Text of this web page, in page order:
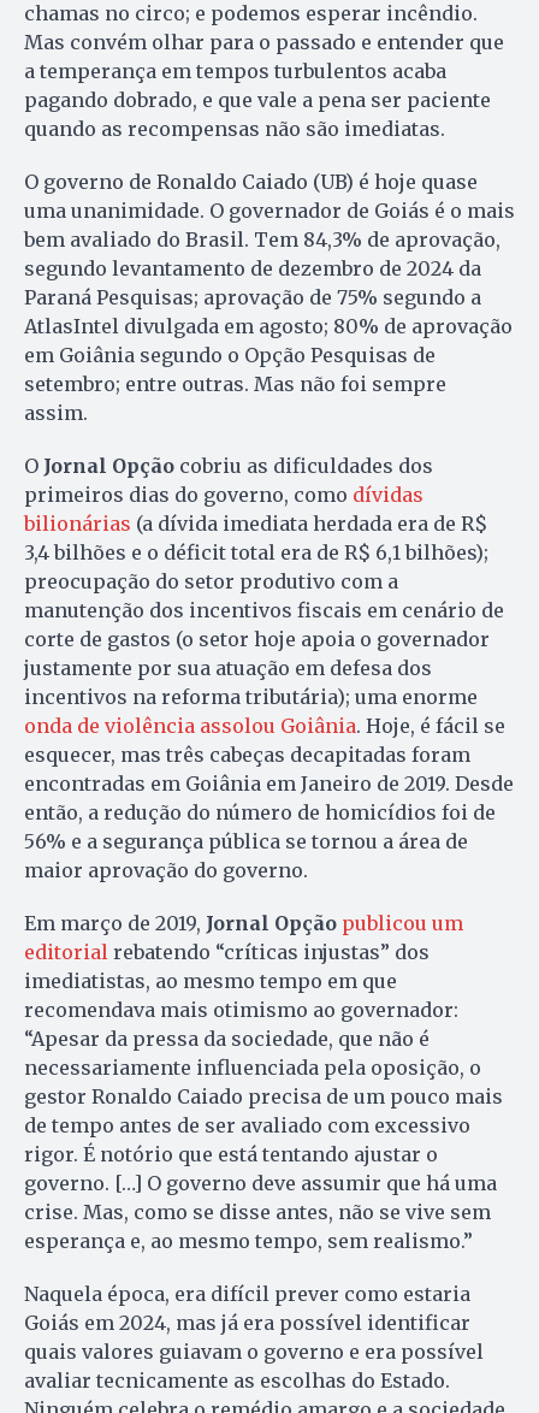
chamas no circo; e podemos esperar incêndio.
Mas convém olhar para o passado e entender que
a temperança em tempos turbulentos acaba
pagando dobrado, e que vale a pena ser paciente
quando as recompensas não são imediatas.
O governo de Ronaldo Caiado (UB) é hoje quase
uma unanimidade. O governador de Goiás é o mais
bem avaliado do Brasil. Tem 84,3% de aprovação,
segundo levantamento de dezembro de 2024 da
Paraná Pesquisas; aprovação de 75% segundo a
AtlasIntel divulgada em agosto; 80% de aprovação
em Goiânia segundo o Opção Pesquisas de
setembro; entre outras. Mas não foi sempre
assim.
O Jornal Opção cobriu as dificuldades dos
primeiros dias do governo, como dívidas
bilionárias (a dívida imediata herdada era de R$
3,4 bilhões e o déficit total era de R$ 6,1 bilhões);
preocupação do setor produtivo com a
manutenção dos incentivos fiscais em cenário de
corte de gastos (o setor hoje apoia o governador
justamente por sua atuação em defesa dos
incentivos na reforma tributária); uma enorme
onda de violência assolou Goiânia. Hoje, é fácil se
esquecer, mas três cabeças decapitadas foram
encontradas em Goiânia em Janeiro de 2019. Desde
então, a redução do número de homicídios foi de
56% e a segurança pública se tornou a área de
maior aprovação do governo.
Em março de 2019, Jornal Opção publicou um
editorial rebatendo “críticas injustas” dos
imediatistas, ao mesmo tempo em que
recomendava mais otimismo ao governador:
“Apesar da pressa da sociedade, que não é
necessariamente influenciada pela oposição, o
gestor Ronaldo Caiado precisa de um pouco mais
de tempo antes de ser avaliado com excessivo
rigor. É notório que está tentando ajustar o
governo. […] O governo deve assumir que há uma
crise. Mas, como se disse antes, não se vive sem
esperança e, ao mesmo tempo, sem realismo.”
Naquela época, era difícil prever como estaria
Goiás em 2024, mas já era possível identificar
quais valores guiavam o governo e era possível
avaliar tecnicamente as escolhas do Estado.